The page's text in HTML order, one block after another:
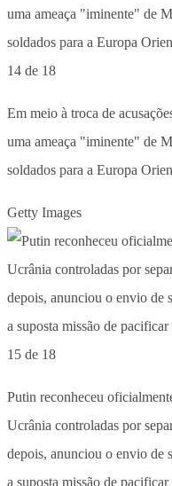
14 de 18
Em meio à troca de
uma ameaça "iminente" de
soldados para a Europa
Getty Images
15 de 18
Putin reconheceu
Ucrânia controladas por
depois, anunciou o envio de
a suposta missão de pacificar